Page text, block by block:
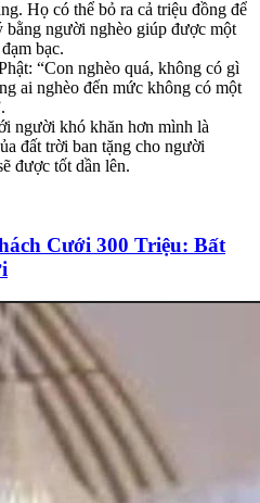
Họ có thể bỏ ra cả triệu đồng để
người nghèo giúp được một
bạc.
“Con nghèo quá, không có gì
ai nghèo đến mức không có một
người khó khăn hơn mình là
đất trời ban tặng cho người
được tốt dần lên.
Cưới 300 Triệu: Bất